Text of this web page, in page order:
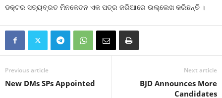
ଡକ୍ଟର ସତ୍ୟବ୍ରତ ମିନକେତନ ଏକ ପତ୍ର ଜରିଆରେ ଉଲ୍ଲେଖ କରିଛନ୍ତି ।
Previous article
New DMs SPs Appointed
Next article
BJD Announces More
Candidates